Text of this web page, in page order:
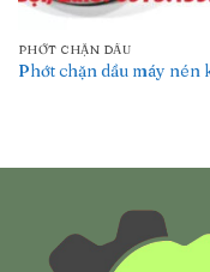
PHỚT CHẶN DẦU
Phớt chặn dầu máy nén